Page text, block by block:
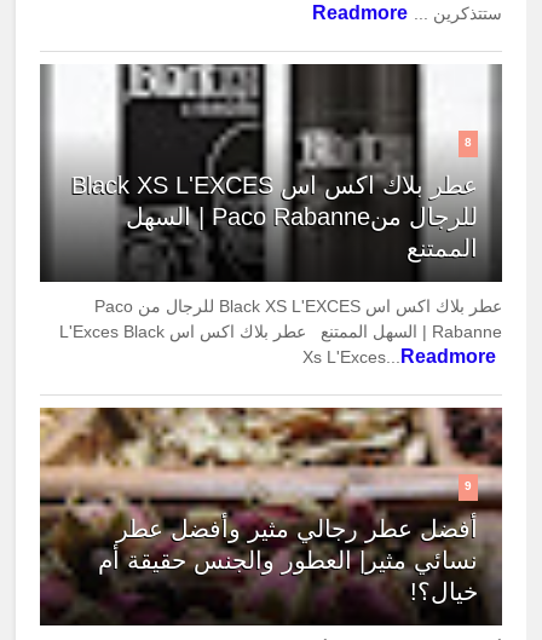
ستتذكرين ... Readmore
8
عطر بلاك اكس اس Black XS L'EXCES
للرجال منPaco Rabanne | السهل
الممتنع
عطر بلاك اكس اس Black XS L'EXCES للرجال من Paco
Rabanne | السهل الممتنع عطر بلاك اكس اس L'Exces Black
Xs L'Exces... Readmore
9
أفضل عطر رجالي مثير وأفضل عطر
نسائي مثير| العطور والجنس حقيقة أم
خيال؟!